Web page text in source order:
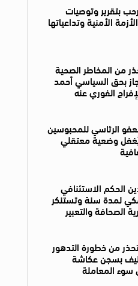
بتقرير وتوصيات
الأمنية وتداعياتها
من المخاطر الصحية
بحق السياسي أحمد
الفوري عنه
الرئاسي للمحبوسين
يُغفل وضعية معتقلي
الحكم الاستئنافي
لمدة سنة وتستنكر
الصحافة والتعبير
من خطورة التدهور
بسجن عكاشة
المعاملة